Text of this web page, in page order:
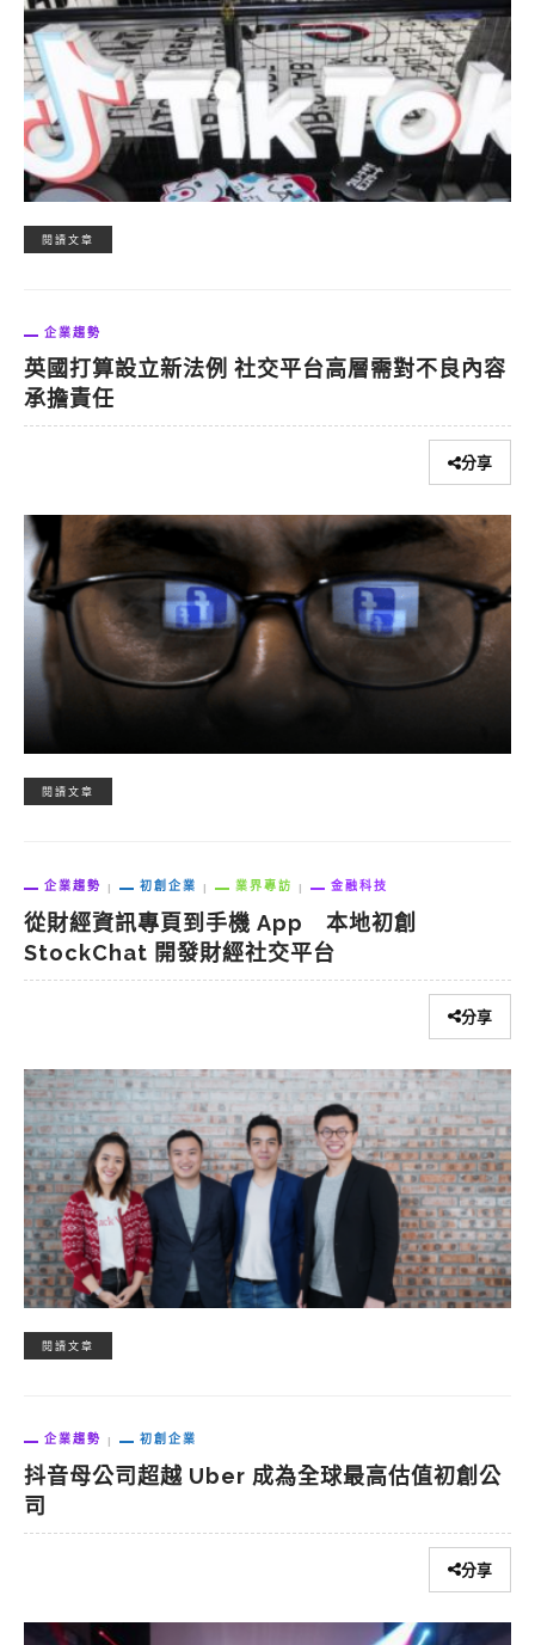
閱讀文章
企業趨勢
英國打算設立新法例 社交平台高層需對不良內容
承擔責任
分享
閱讀文章
企業趨勢 初創企業 業界專訪 金融科技
從財經資訊專頁到手機 App 本地初創
StockChat 開發財經社交平台
分享
閱讀文章
企業趨勢 初創企業
抖音母公司超越 Uber 成為全球最高估值初創公
司
分享